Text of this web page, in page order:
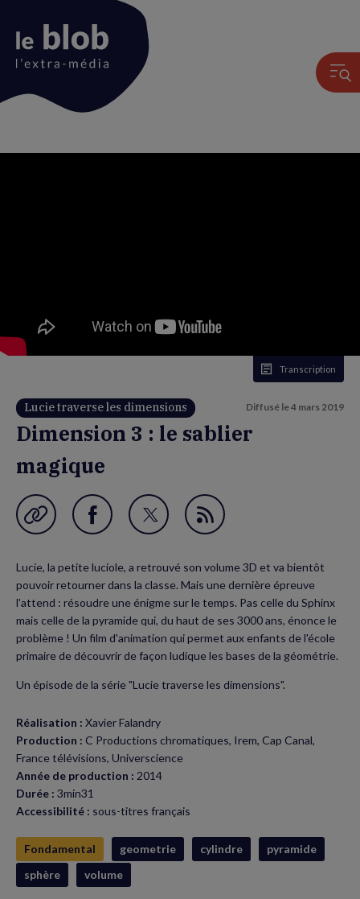
Transcription
Lucie traverse les dimensions Diffusé le4 mars 2019
Dimension 3 : le sablier
magique
Garder en favori
Partager
Facebook
(nouvelle
fenêtre)
Partager
Twitter
(nouvelle
fenêtre)
Flux
Lucie, la petite luciole, a retrouvé son volume 3D et va bientôt
pouvoir retourner dans la classe. Mais une dernière épreuve
l'attend : résoudre une énigme sur le temps. Pas celle du Sphinx
mais celle de la pyramide qui, du haut de ses 3000 ans, énonce le
problème ! Un film d'animation qui permet aux enfants de l'école
primaire de découvrir de façon ludique les bases de la géométrie.
Un épisode de la série "Lucie traverse les dimensions".
Réalisation : Xavier Falandry
Production : C Productions chromatiques, Irem, Cap Canal,
France télévisions, Universcience
Année de production : 2014
Durée : 3min31
Accessibilité : sous-titres français
Fondamental geometrie cylindre
pyramide
sphère
volume